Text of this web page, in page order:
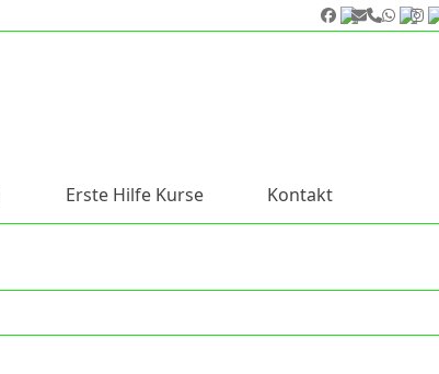
Facebook
E-
Mail
Telefon
Erste Hilfe Kurse Kontakt